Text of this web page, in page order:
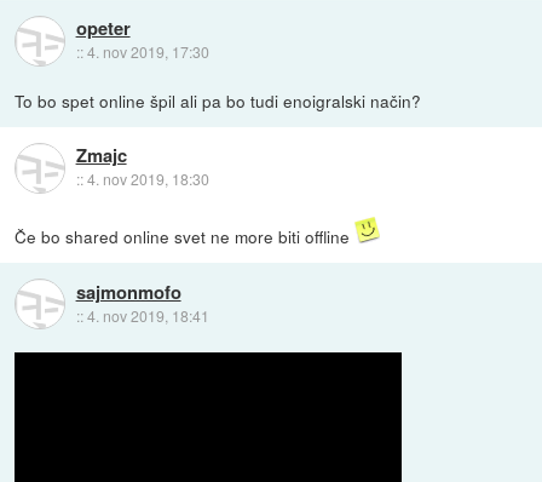
opeter
::4. nov 2019, 17:30
To bo spet online špil ali pa bo tudi enoigralski način?
Zmajc
::4. nov 2019, 18:30
Če bo shared online svet ne more biti offline
sajmonmofo
::4. nov 2019, 18:41